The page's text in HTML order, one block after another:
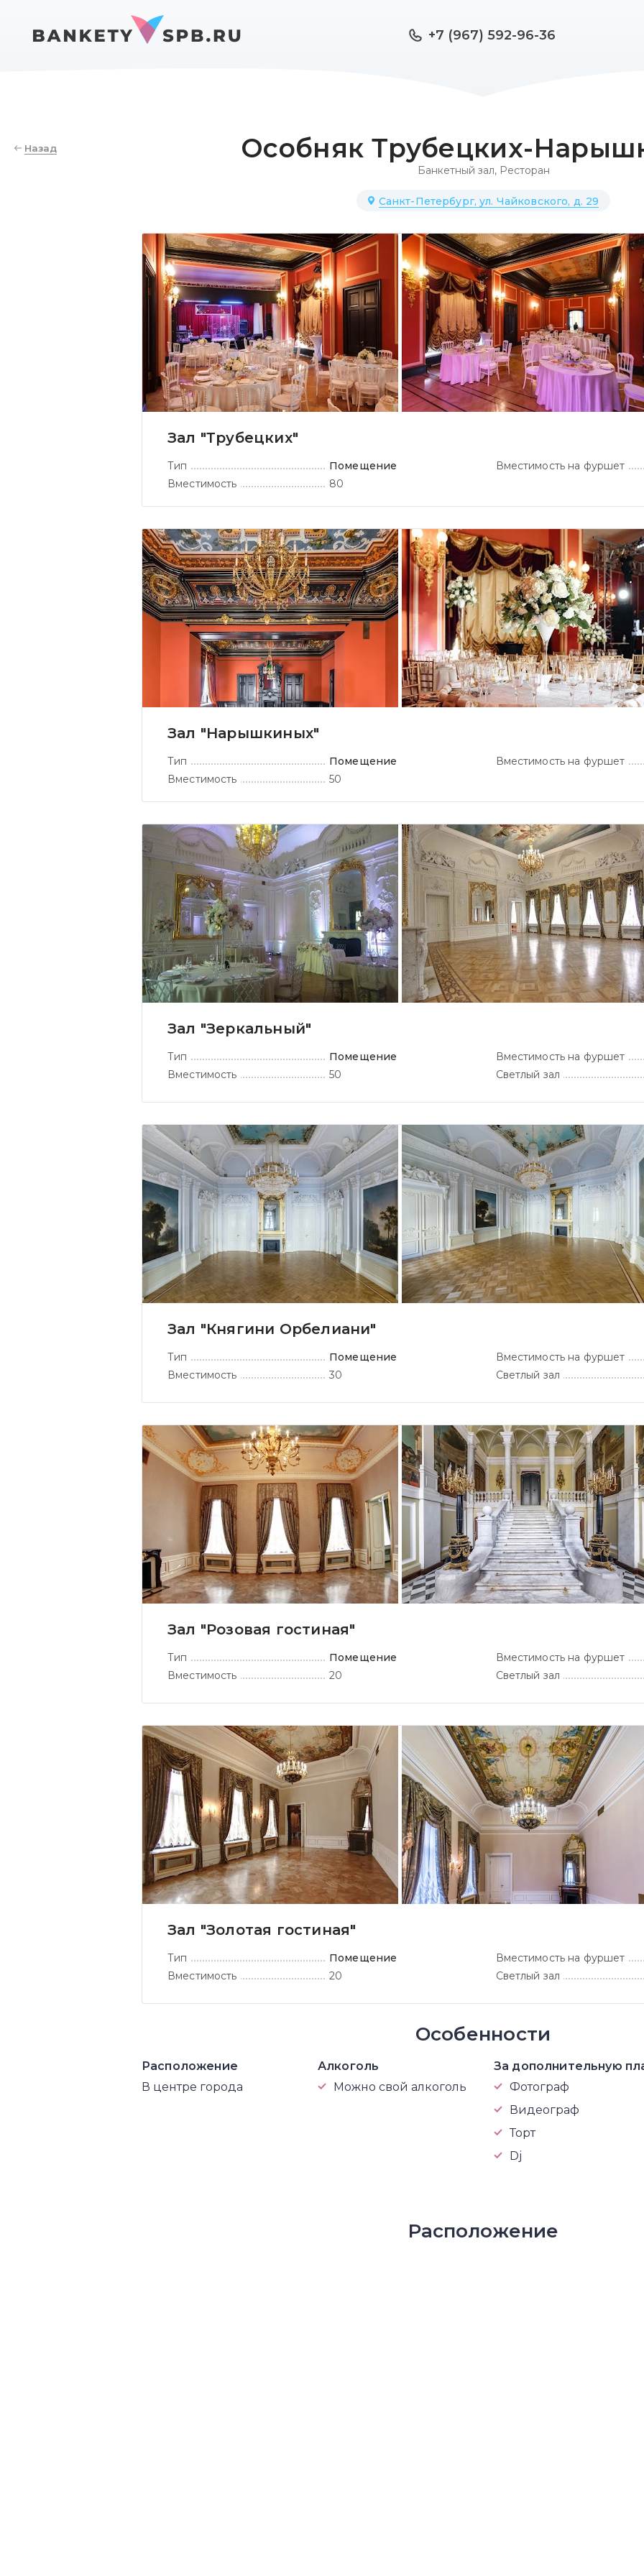
+7 (967) 592-96-36
Назад Особняк Трубецких-
Банкетный зал, Ресторан
Санкт-Петербург, ул. Чайковского, д. 29
Зал "Трубецких"
Тип
Помещение
Вместимость
80
Вместимость на фуршет
Зал "Нарышкиных"
Тип
Помещение
Вместимость
50
Вместимость на фуршет
Зал "Зеркальный"
Тип
Помещение
Вместимость
50
Вместимость на фуршет
Светлый зал
Зал "Княгини Орбелиани"
Тип
Помещение
Вместимость
30
Вместимость на фуршет
Светлый зал
Зал "Розовая гостиная"
Тип
Помещение
Вместимость
20
Вместимость на фуршет
Светлый зал
Зал "Золотая гостиная"
Тип
Помещение
Вместимость
20
Вместимость на фуршет
Светлый зал
Особенности
Расположение
В центре города
Алкоголь
Можно свой алкоголь
За дополнительную
Фотограф
Видеограф
Торт
Dj
Расположение